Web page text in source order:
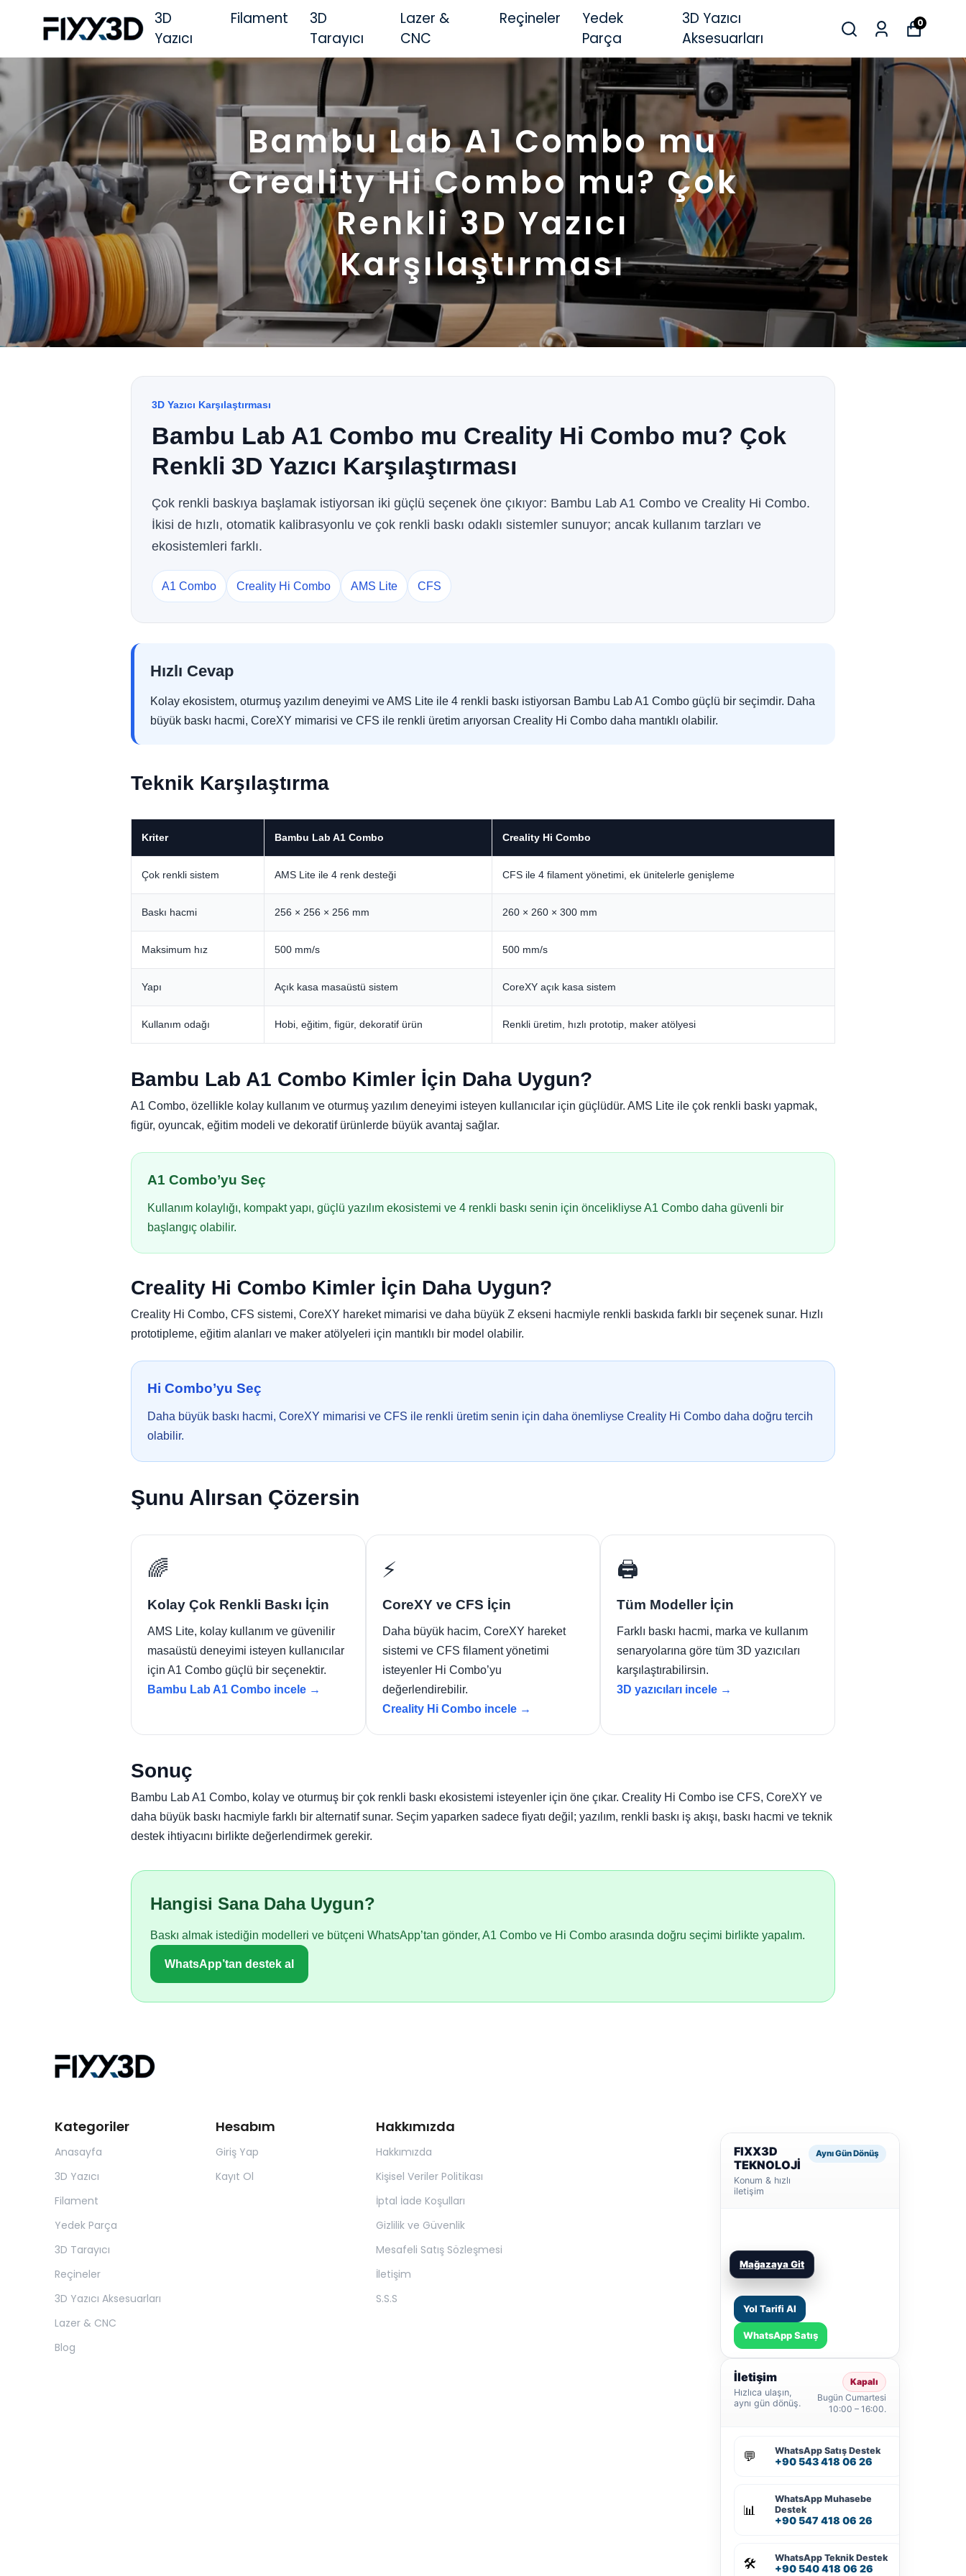
3D
Yazıcı
Filament
3D
Tarayıcı
Lazer &
CNC
Reçineler
Yedek
Parça
3D Yazıcı
Aksesuarları
0
Bambu Lab A1 Combo mu
Creality Hi Combo mu? Çok
Renkli 3D Yazıcı
Karşılaştırması
3D Yazıcı Karşılaştırması
Bambu Lab A1 Combo mu Creality Hi Combo mu? Çok
Renkli 3D Yazıcı Karşılaştırması
Çok renkli baskıya başlamak istiyorsan iki güçlü seçenek öne çıkıyor: Bambu Lab A1 Combo ve Creality Hi Combo.
İkisi de hızlı, otomatik kalibrasyonlu ve çok renkli baskı odaklı sistemler sunuyor; ancak kullanım tarzları ve
ekosistemleri farklı.
A1 Combo Creality Hi Combo AMS Lite CFS
Hızlı Cevap
Kolay ekosistem, oturmuş yazılım deneyimi ve AMS Lite ile 4 renkli baskı istiyorsan Bambu Lab A1 Combo güçlü bir seçimdir. Daha
büyük baskı hacmi, CoreXY mimarisi ve CFS ile renkli üretim arıyorsan Creality Hi Combo daha mantıklı olabilir.
Teknik Karşılaştırma
Kriter Bambu Lab A1 Combo Creality Hi Combo
Çok renkli sistem AMS Lite ile 4 renk desteği CFS ile 4 filament yönetimi, ek ünitelerle genişleme
Baskı hacmi 256 × 256 × 256 mm 260 × 260 × 300 mm
Maksimum hız 500 mm/s 500 mm/s
Yapı Açık kasa masaüstü sistem CoreXY açık kasa sistem
Kullanım odağı Hobi, eğitim, figür, dekoratif ürün Renkli üretim, hızlı prototip, maker atölyesi
Bambu Lab A1 Combo Kimler İçin Daha Uygun?
A1 Combo, özellikle kolay kullanım ve oturmuş yazılım deneyimi isteyen kullanıcılar için güçlüdür. AMS Lite ile çok renkli baskı yapmak,
figür, oyuncak, eğitim modeli ve dekoratif ürünlerde büyük avantaj sağlar.
A1 Combo’yu Seç
Kullanım kolaylığı, kompakt yapı, güçlü yazılım ekosistemi ve 4 renkli baskı senin için öncelikliyse A1 Combo daha güvenli bir
başlangıç olabilir.
Creality Hi Combo Kimler İçin Daha Uygun?
Creality Hi Combo, CFS sistemi, CoreXY hareket mimarisi ve daha büyük Z ekseni hacmiyle renkli baskıda farklı bir seçenek sunar. Hızlı
prototipleme, eğitim alanları ve maker atölyeleri için mantıklı bir model olabilir.
Hi Combo’yu Seç
Daha büyük baskı hacmi, CoreXY mimarisi ve CFS ile renkli üretim senin için daha önemliyse Creality Hi Combo daha doğru tercih
olabilir.
Şunu Alırsan Çözersin
🌈
Kolay Çok Renkli Baskı İçin
AMS Lite, kolay kullanım ve güvenilir
masaüstü deneyimi isteyen kullanıcılar
için A1 Combo güçlü bir seçenektir.
Bambu Lab A1 Combo incele →
⚡
CoreXY ve CFS İçin
Daha büyük hacim, CoreXY hareket
sistemi ve CFS filament yönetimi
isteyenler Hi Combo’yu
değerlendirebilir.
Creality Hi Combo incele →
🖨️
Tüm Modeller İçin
Farklı baskı hacmi, marka ve kullanım
senaryolarına göre tüm 3D yazıcıları
karşılaştırabilirsin.
3D yazıcıları incele →
Sonuç
Bambu Lab A1 Combo, kolay ve oturmuş bir çok renkli baskı ekosistemi isteyenler için öne çıkar. Creality Hi Combo ise CFS, CoreXY ve
daha büyük baskı hacmiyle farklı bir alternatif sunar. Seçim yaparken sadece fiyatı değil; yazılım, renkli baskı iş akışı, baskı hacmi ve teknik
destek ihtiyacını birlikte değerlendirmek gerekir.
Hangisi Sana Daha Uygun?
Baskı almak istediğin modelleri ve bütçeni WhatsApp’tan gönder, A1 Combo ve Hi Combo arasında doğru seçimi birlikte yapalım.
WhatsApp’tan destek al
Kategoriler
Anasayfa
3D Yazıcı
Filament
Yedek Parça
3D Tarayıcı
Reçineler
3D Yazıcı Aksesuarları
Lazer & CNC
Blog
Hesabım
Giriş Yap
Kayıt Ol
Hakkımızda
Hakkımızda
Kişisel Veriler Politikası
İptal İade Koşulları
Gizlilik ve Güvenlik
Mesafeli Satış Sözleşmesi
İletişim
S.S.S
FIXX3D
TEKNOLOJİ
Konum & hızlı
iletişim
Aynı Gün Dönüş
Mağazaya Git
Yol Tarifi Al
WhatsApp Satış
İletişim
Hızlıca ulaşın,
aynı gün dönüş.
Kapalı
Bugün Cumartesi
10:00 – 16:00.
💬 WhatsApp Satış Destek
+90 543 418 06 26
📊
WhatsApp Muhasebe
Destek
+90 547 418 06 26
🛠️ WhatsApp Teknik Destek
+90 540 418 06 26